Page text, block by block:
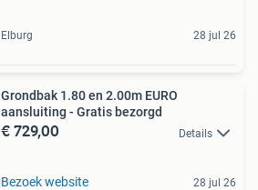
Elburg 28 jul 26
Grondbak 1.80 en 2.00m EURO
aansluiting - Gratis bezorgd
€ 729,00 Details
Bezoek website 28 jul 26